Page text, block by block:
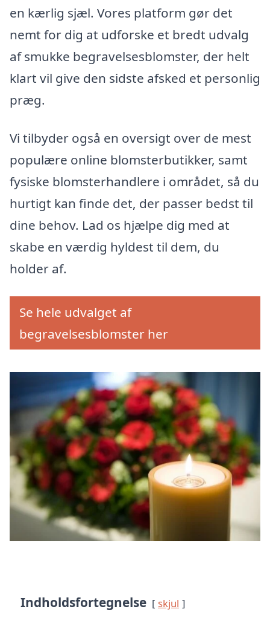
en kærlig sjæl. Vores platform gør det
nemt for dig at udforske et bredt udvalg
af smukke begravelsesblomster, der helt
klart vil give den sidste afsked et personlig
præg.
Vi tilbyder også en oversigt over de mest
populære online blomsterbutikker, samt
fysiske blomsterhandlere i området, så du
hurtigt kan finde det, der passer bedst til
dine behov. Lad os hjælpe dig med at
skabe en værdig hyldest til dem, du
holder af.
Se hele udvalget af
begravelsesblomster her
Indholdsfortegnelse skjul